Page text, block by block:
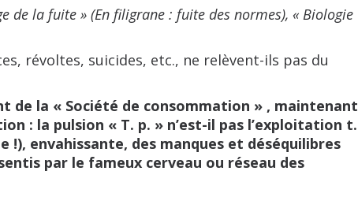
de la fuite » (En filigrane : fuite des normes), « Biologie
révoltes, suicides, etc., ne relèvent-ils pas du
la « Société de consommation » , maintenant
: la pulsion « T. p. » n’est-il pas l’exploitation t.
envahissante, des manques et déséquilibres
par le fameux cerveau ou réseau des